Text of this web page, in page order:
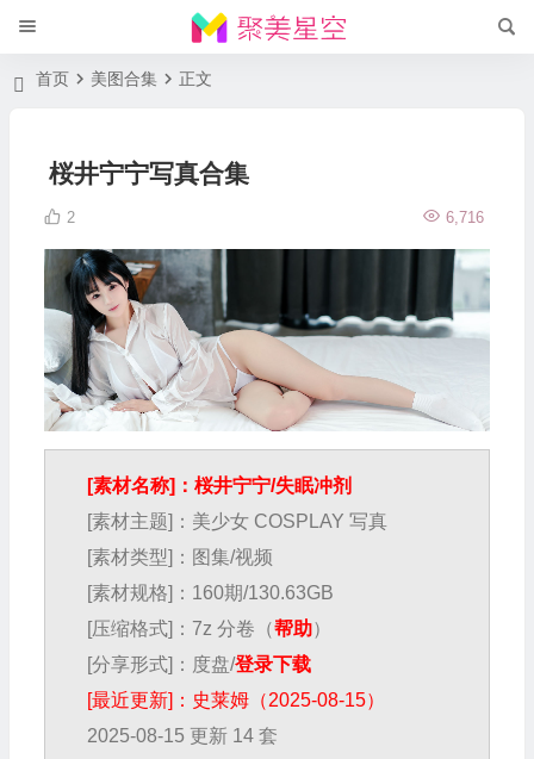
首页 美图合集 正文
桜井宁宁写真合集
6,716
2
[素材名称]：桜井宁宁/失眠冲剂
[素材主题]：美少女 COSPLAY 写真
[素材类型]：图集/视频
[素材规格]：160期/130.63GB
[压缩格式]：7z 分卷（帮助）
[分享形式]：度盘/登录下载
[最近更新]：史莱姆（2025-08-15）
2025-08-15 更新 14 套